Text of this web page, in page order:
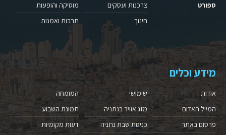
ספורט
צרכנות ועסקים
חינוך
מוסיקה והופעות
תרבות ואמנות
מידע וכלים
אודות
המייל האדום
פרסום באתר
שימושי
מזג אוויר בנתניה
כניסת שבת נתניה
המומחה
תמונת השבוע
דעות מקומיות